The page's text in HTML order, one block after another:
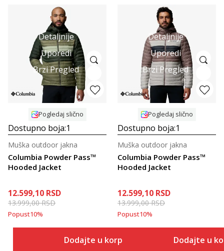
Detaljnije
Uporedi
Brzi Pregled
Pogledaj slično
Dostupno boja:1
Columbia Powder Pass™
Hooded Jacket
Muška outdoor jakna
12.599,10 RSD
13.999,00RSD
Popust10%
Dodajte u korpu
Detaljnije
Uporedi
Brzi Pregled
Pogledaj slično
Dostupno boja:1
Columbia Powder Pass™
Hooded Jacket
Muška outdoor jakna
12.599,10 RSD
13.999,00RSD
Popust10%
Dodajte u